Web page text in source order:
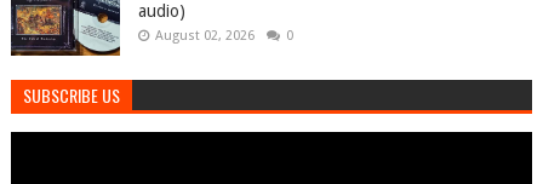
audio)
August 02, 2026 0
SUBSCRIBE US